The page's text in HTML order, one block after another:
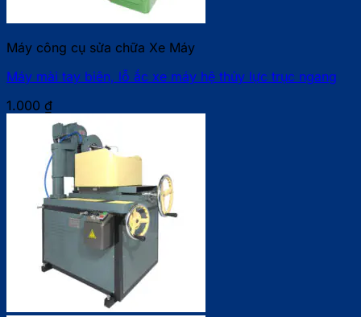
Máy công cụ sửa chữa Xe Máy
Máy mài tay biên, lỗ ắc xe máy hệ thủy lực trục ngang
1.000 ₫